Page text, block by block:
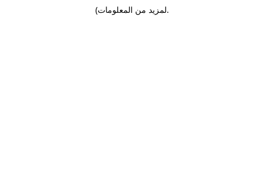
لمزيد من المعلومات).